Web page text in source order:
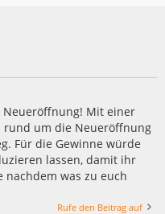
Neueröffnung! Mit einer
rund um die Neueröffnung
Für die Gewinne würde
lassen, damit ihr
nachdem was zu euch
Rufe den Beitrag auf